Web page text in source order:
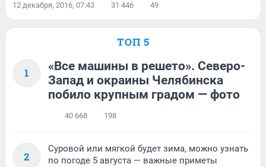
12 декабря, 2016, 07:43 31 446 49
ТОП 5
1
«Все машины в решето». Северо-
Запад и окраины Челябинска
побило крупным градом — фото
40 668 198
2
Суровой или мягкой будет зима, можно узнать
по погоде 5 августа — важные приметы